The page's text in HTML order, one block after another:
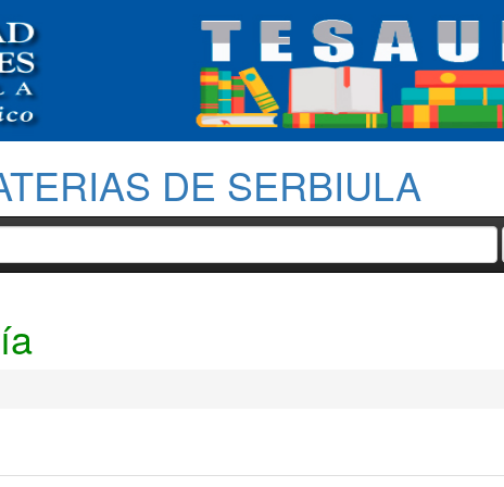
DE SERBIULA